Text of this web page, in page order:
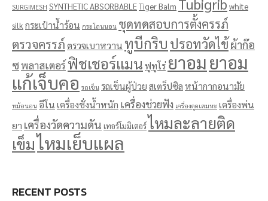
SURGIMESH SYNTHETIC ABSORBABLETiger Balm Tubigrib white
silk กระเป๋าน้ำร้อน กระโถนนอน ชุดทดสอบการตั้งครรภ์
ตรวจครรภ์ตรวจเบาหวาน ทูบีกริบ ปรอทวัดไข้ผ้าก๊อ
ซพลาสเตอร์ฟิชเชอร์แมนฟูทูโร่ ยาอมยาอม
แก้เจ็บคอ รถเข็น รถเข็นผู้ป่วยสเตร็ปซิลหน้ากากอนามัย
หม้อนอน อีโนเครื่องชั่งน้ำหนัก เครื่องช่วยฟัง เครื่องดูดเสมหะ เครื่องพ่น
ยา เครื่องวัดความดัน เทอร์โมมิเตอร์ไหมละลายติด
เข็มไหมเย็บแผล
RECENT POSTS